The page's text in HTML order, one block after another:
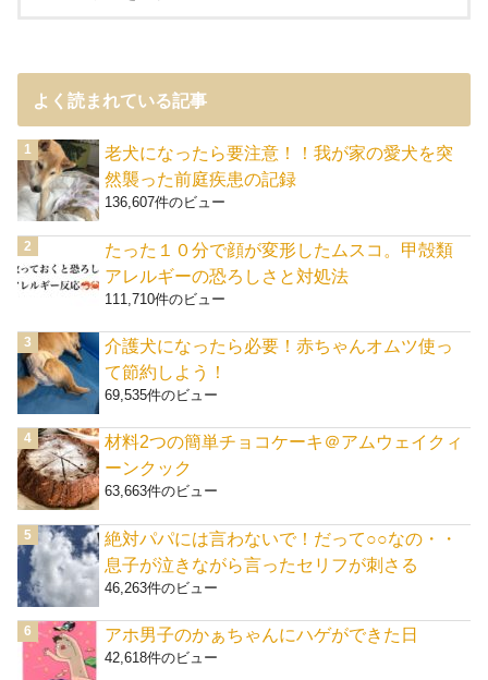
よく読まれている記事
老犬になったら要注意！！我が家の愛犬を突
然襲った前庭疾患の記録
136,607件のビュー
たった１０分で顔が変形したムスコ。甲殻類
アレルギーの恐ろしさと対処法
111,710件のビュー
介護犬になったら必要！赤ちゃんオムツ使っ
て節約しよう！
69,535件のビュー
材料2つの簡単チョコケーキ＠アムウェイクィ
ーンクック
63,663件のビュー
絶対パパには言わないで！だって○○なの・・
息子が泣きながら言ったセリフが刺さる
46,263件のビュー
アホ男子のかぁちゃんにハゲができた日
42,618件のビュー